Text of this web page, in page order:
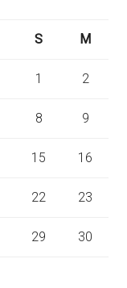
S M
1 2
8 9
15 16
22 23
29 30